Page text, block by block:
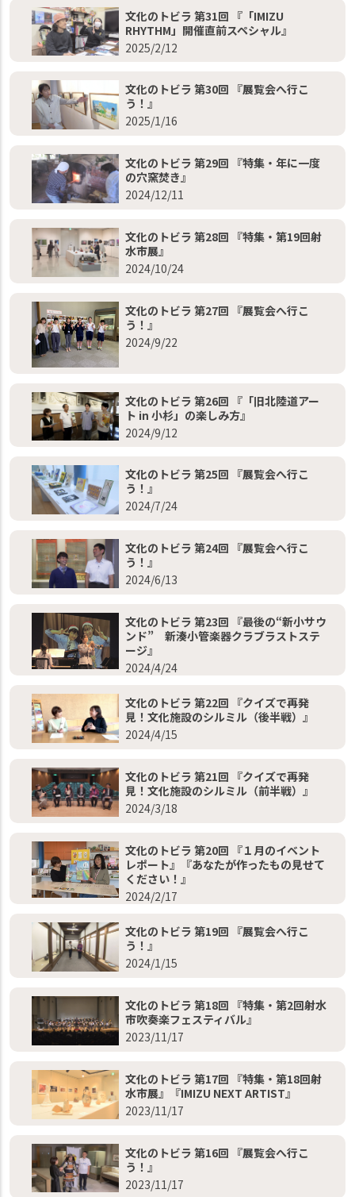
文化のトビラ 第31回 『「IMIZU
RHYTHM」開催直前スペシャル』
2025/2/12
文化のトビラ 第30回 『展覧会へ行こ
う！』
2025/1/16
文化のトビラ 第29回 『特集・年に一度
の穴窯焚き』
2024/12/11
文化のトビラ 第28回 『特集・第19回射
水市展』
2024/10/24
文化のトビラ 第27回 『展覧会へ行こ
う！』
2024/9/22
文化のトビラ 第26回 『「旧北陸道アー
ト in 小杉」の楽しみ方』
2024/9/12
文化のトビラ 第25回 『展覧会へ行こ
う！』
2024/7/24
文化のトビラ 第24回 『展覧会へ行こ
う！』
2024/6/13
文化のトビラ 第23回 『最後の“新小サウ
ンド” 新湊小管楽器クラブラストステ
ージ』
2024/4/24
文化のトビラ 第22回 『クイズで再発
見！文化施設のシルミル（後半戦）』
2024/4/15
文化のトビラ 第21回 『クイズで再発
見！文化施設のシルミル（前半戦）』
2024/3/18
文化のトビラ 第20回 『１月のイベント
レポート』『あなたが作ったもの見せて
ください！』
2024/2/17
文化のトビラ 第19回 『展覧会へ行こ
う！』
2024/1/15
文化のトビラ 第18回 『特集・第2回射水
市吹奏楽フェスティバル』
2023/11/17
文化のトビラ 第17回 『特集・第18回射
水市展』『IMIZU NEXT ARTIST』
2023/11/17
文化のトビラ 第16回 『展覧会へ行こ
う！』
2023/11/17